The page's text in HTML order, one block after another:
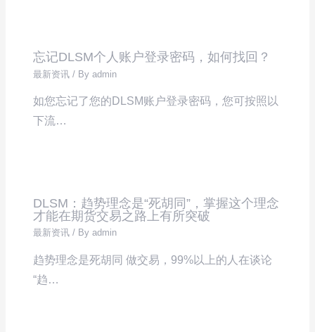
忘记DLSM个人账户登录密码，如何找回？
最新资讯 / Byadmin
如您忘记了您的DLSM账户登录密码，您可按照以
下流…
DLSM：趋势理念是“死胡同”，掌握这个理念
才能在期货交易之路上有所突破
最新资讯 / Byadmin
趋势理念是死胡同 做交易，99%以上的人在谈论
“趋…